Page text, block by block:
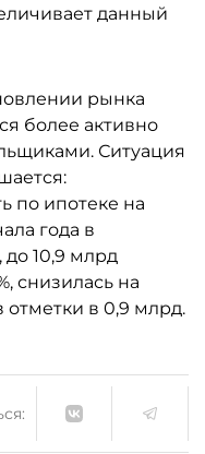
данный
рынка
более активно
Ситуация
по ипотеке на
года в
до 10,9 млрд
снизилась на
отметки в 0,9 млрд.